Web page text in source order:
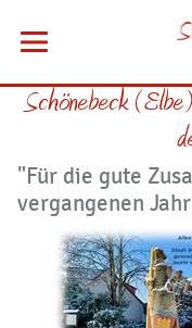
Menü öffnen
Vorheriges Bild
Schönebeck
"Für die gute
vergangenen